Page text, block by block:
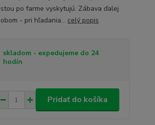
po farme vyskytujú. Zábava ďalej
- pri hľadania... celý popis
skladom - expedujeme do 24
hodín
Pridať do košíka